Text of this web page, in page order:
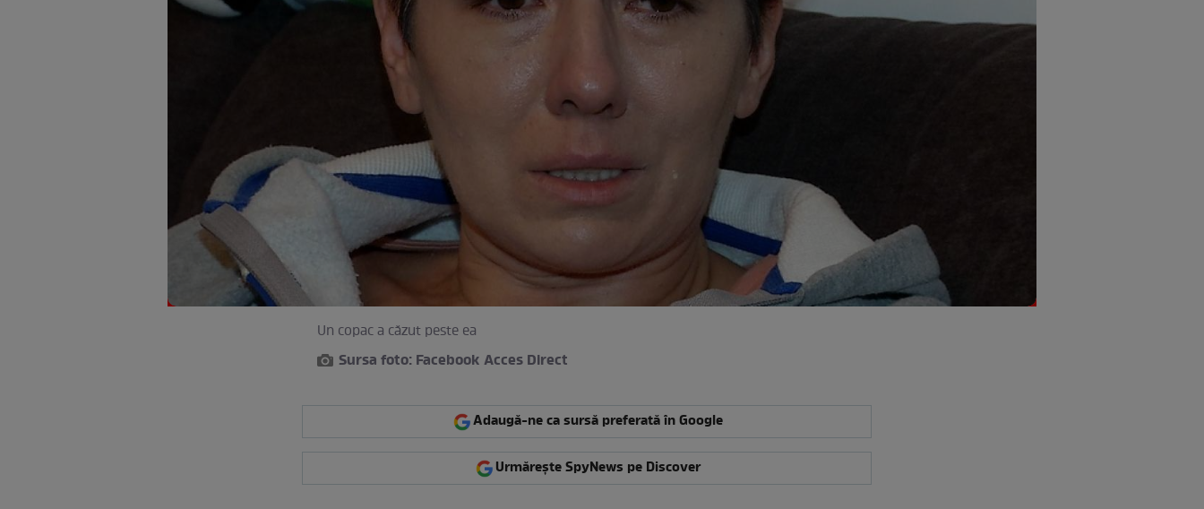
Un copac a căzut peste ea
Sursa foto: Facebook Acces Direct
Adaugă-ne ca sursă preferată în Google
Urmărește SpyNews pe Discover